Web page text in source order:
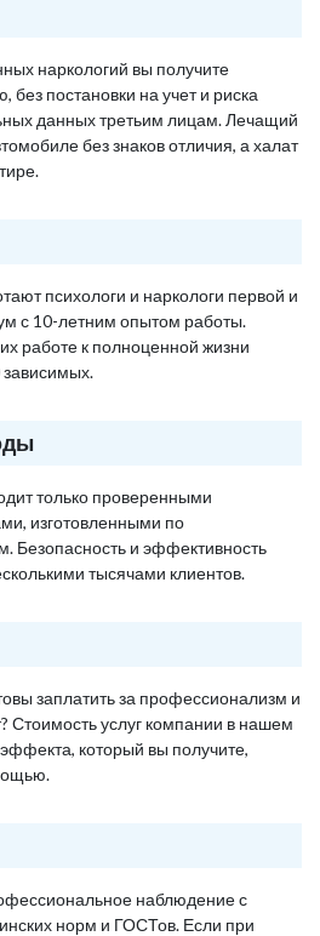
наркологий вы получите
постановки на учет и риска
данных третьим лицам. Лечащий
без знаков отличия, а халат
психологи и наркологи первой и
с 10-летним опытом работы.
работе к полноценной жизни
только проверенными
изготовленными по
Безопасность и эффективность
тысячами клиентов.
заплатить за профессионализм и
Стоимость услуг компании в нашем
который вы получите,
наблюдение с
норм и ГОСТов. Если при